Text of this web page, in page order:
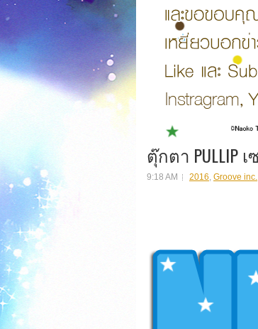
ตุ๊กตา PULLIP
9:18 AM 2016, Groove inc.